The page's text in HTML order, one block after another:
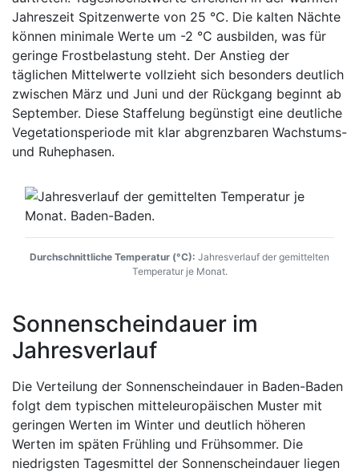
Jahreszeit Spitzenwerte von 25 °C. Die kalten Nächte
können minimale Werte um -2 °C ausbilden, was für
geringe Frostbelastung steht. Der Anstieg der
täglichen Mittelwerte vollzieht sich besonders deutlich
zwischen März und Juni und der Rückgang beginnt ab
September. Diese Staffelung begünstigt eine deutliche
Vegetationsperiode mit klar abgrenzbaren Wachstums-
und Ruhephasen.
Durchschnittliche Temperatur (°C): Jahresverlauf der gemittelten
Temperatur je Monat.
Sonnenscheindauer im
Jahresverlauf
Die Verteilung der Sonnenscheindauer in Baden-Baden
folgt dem typischen mitteleuropäischen Muster mit
geringen Werten im Winter und deutlich höheren
Werten im späten Frühling und Frühsommer. Die
niedrigsten Tagesmittel der Sonnenscheindauer liegen